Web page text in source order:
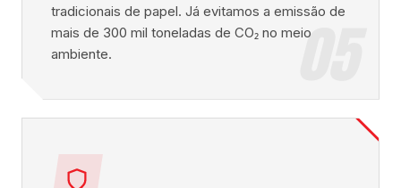
05
tradicionais de papel. Já evitamos a emissão de
mais de 300 mil toneladas de CO₂ no meio
ambiente.